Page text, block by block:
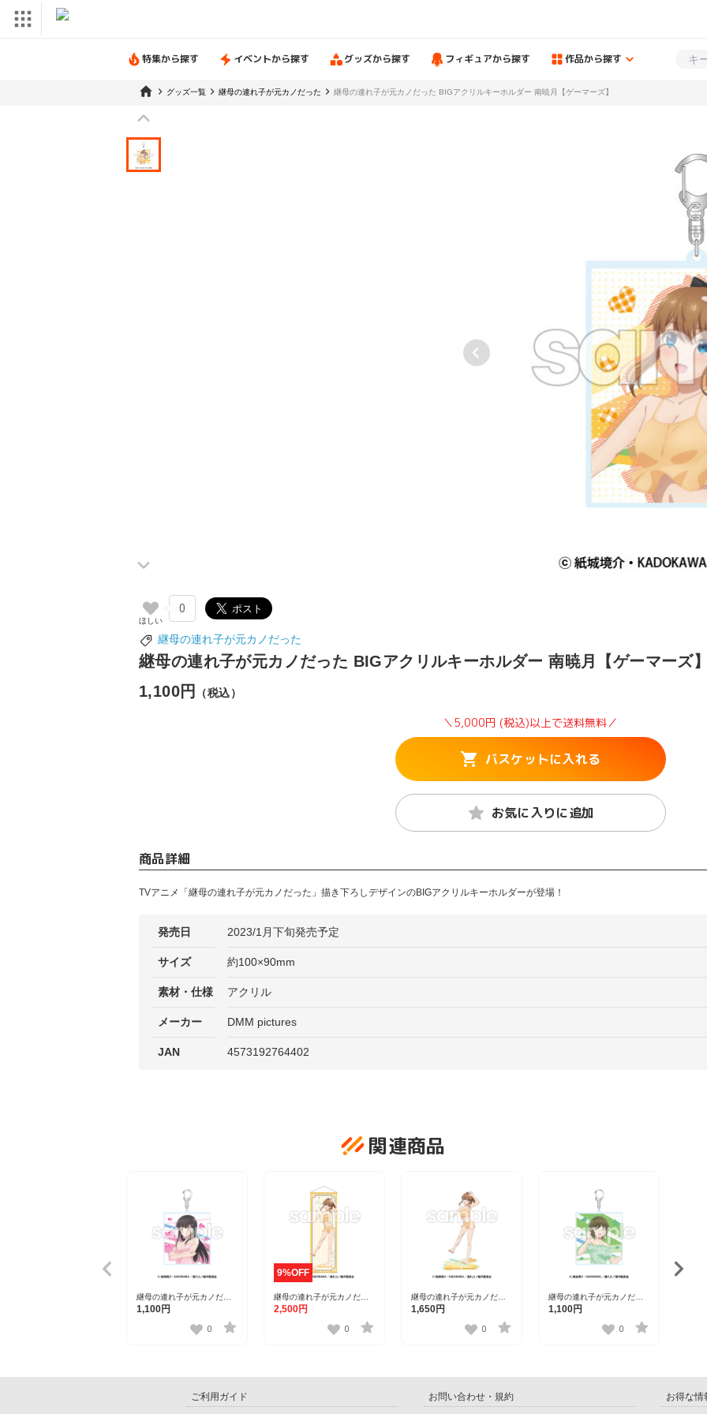
特集から探す イベントから探す グッズから探す フィギュアから探す 作品から探す
グッズ一覧 継母の連れ子が元カノだった 継母の連れ子が元カノだった BIGアクリルキーホルダー 南暁月【ゲーマーズ】
0
継母の連れ子が元カノだった
継母の連れ子が元カノだった BIGアクリルキーホルダー 南暁月【ゲーマーズ
1,100円
（税込）
＼5,000円 (税込)以上で送料無料／
バスケットに入れる
お気に入りに追加
商品詳細
TVアニメ「継母の連れ子が元カノだった」描き下ろしデザインのBIGアクリルキーホルダーが登場！
発売日 2023/1月下旬発売予定
サイズ 約100×90mm
素材・仕様 アクリル
メーカー DMM pictures
JAN 4573192764402
関連商品
継母の連れ子が元カノだっ
た BIGアクリルキーホルダ
1,100円
0
9%OFF
継母の連れ子が元カノだっ
た B2半裁タペストリー 南
2,500円
0
継母の連れ子が元カノだっ
た アクリルスタンド 南暁月
1,650円
0
継母の連れ子が元カノだっ
た BIGアクリルキーホルダ
1,100円
0
ご利用ガイド お問い合わせ・規約
お得な情